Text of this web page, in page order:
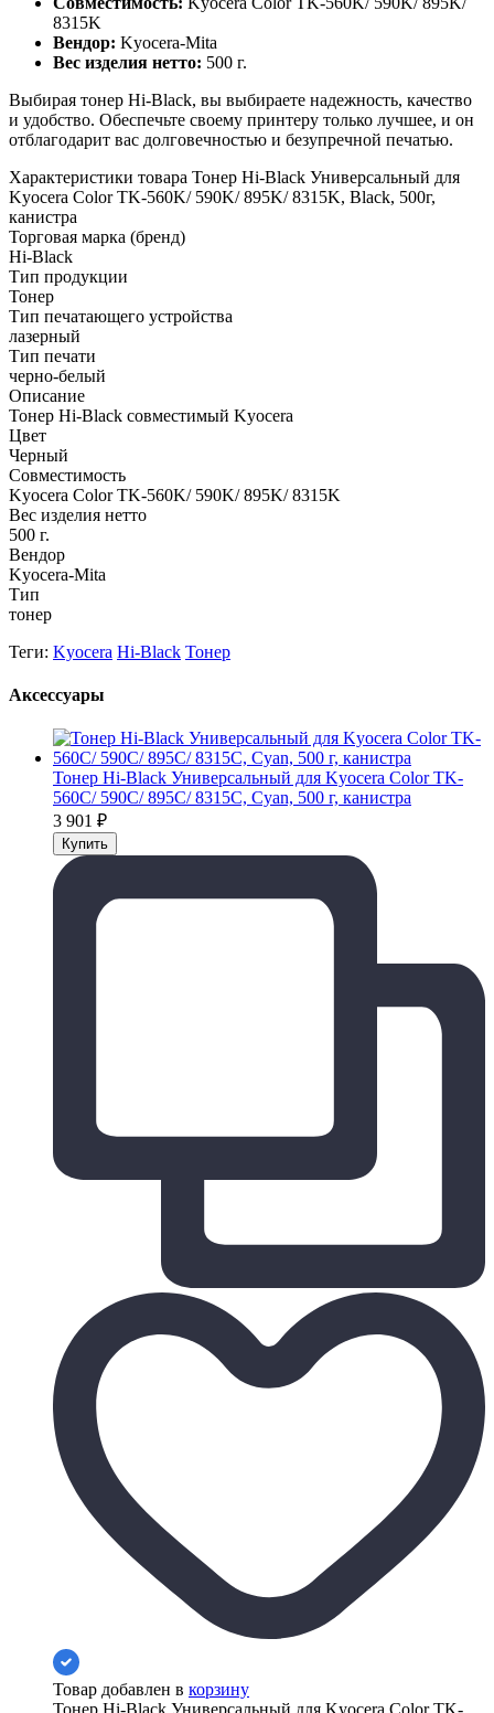
8315K
Вендор: Kyocera-Mita
Вес изделия нетто: 500 г.
Выбирая тонер Hi-Black, вы выбираете надежность, качество
и удобство. Обеспечьте своему принтеру только лучшее, и он
отблагодарит вас долговечностью и безупречной печатью.
Характеристики товара Тонер Hi-Black Универсальный для
Kyocera Color TK-560K/ 590K/ 895K/ 8315K, Black, 500г,
канистра
Торговая марка (бренд)
Hi-Black
Тип продукции
Тонер
Тип печатающего устройства
лазерный
Тип печати
черно-белый
Описание
Тонер Hi-Black совместимый Kyocera
Цвет
Черный
Совместимость
Kyocera Color TK-560K/ 590K/ 895K/ 8315K
Вес изделия нетто
500 г.
Вендор
Kyocera-Mita
Тип
тонер
Теги: Kyocera Hi-Black Тонер
Аксессуары
Тонер Hi-Black Универсальный для Kyocera Color TK-
560C/ 590C/ 895C/ 8315C, Cyan, 500 г, канистра
3 901 ₽
Товар добавлен в корзину
Тонер Hi-Black Универсальный для Kyocera Color TK-